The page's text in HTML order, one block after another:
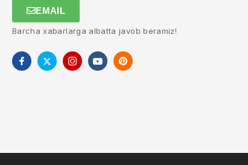
EMAIL
Barcha xabarlarga albatta javob beramiz!